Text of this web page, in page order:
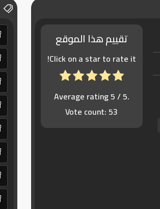
تقييم هذا الموقع
Click on a star to rate it!
Average rating5/ 5.
Vote count:53